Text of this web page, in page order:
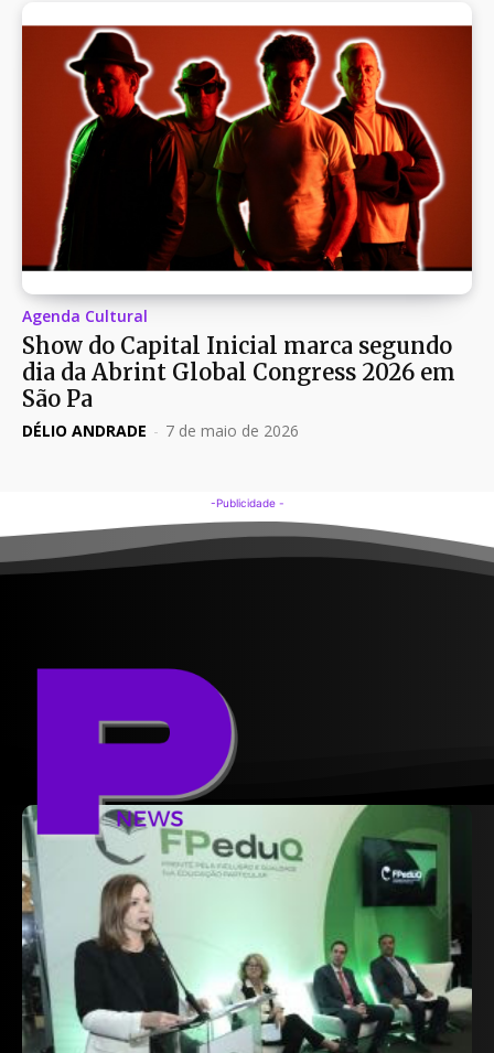
Agenda Cultural
Show do Capital Inicial marca segundo
dia da Abrint Global Congress 2026 em
São Pa
DÉLIO ANDRADE - 7 de maio de 2026
-Publicidade -